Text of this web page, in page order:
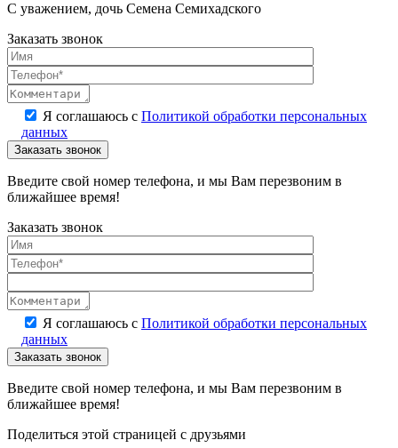
С уважением, дочь Семена Семихадского
Заказать звонок
Я соглашаюсь с Политикой обработки персональных
данных
Введите свой номер телефона, и мы Вам перезвоним в
ближайшее время!
Заказать звонок
Я соглашаюсь с Политикой обработки персональных
данных
Введите свой номер телефона, и мы Вам перезвоним в
ближайшее время!
Поделиться этой страницей с друзьями